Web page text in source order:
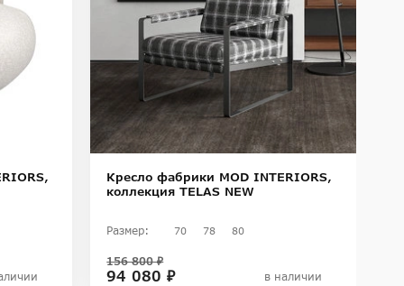
Кресло фабрики MOD INTERIORS,
коллекция TELAS NEW
Размер: 70 78 80
94 080 ₽
156 800 ₽
в наличии